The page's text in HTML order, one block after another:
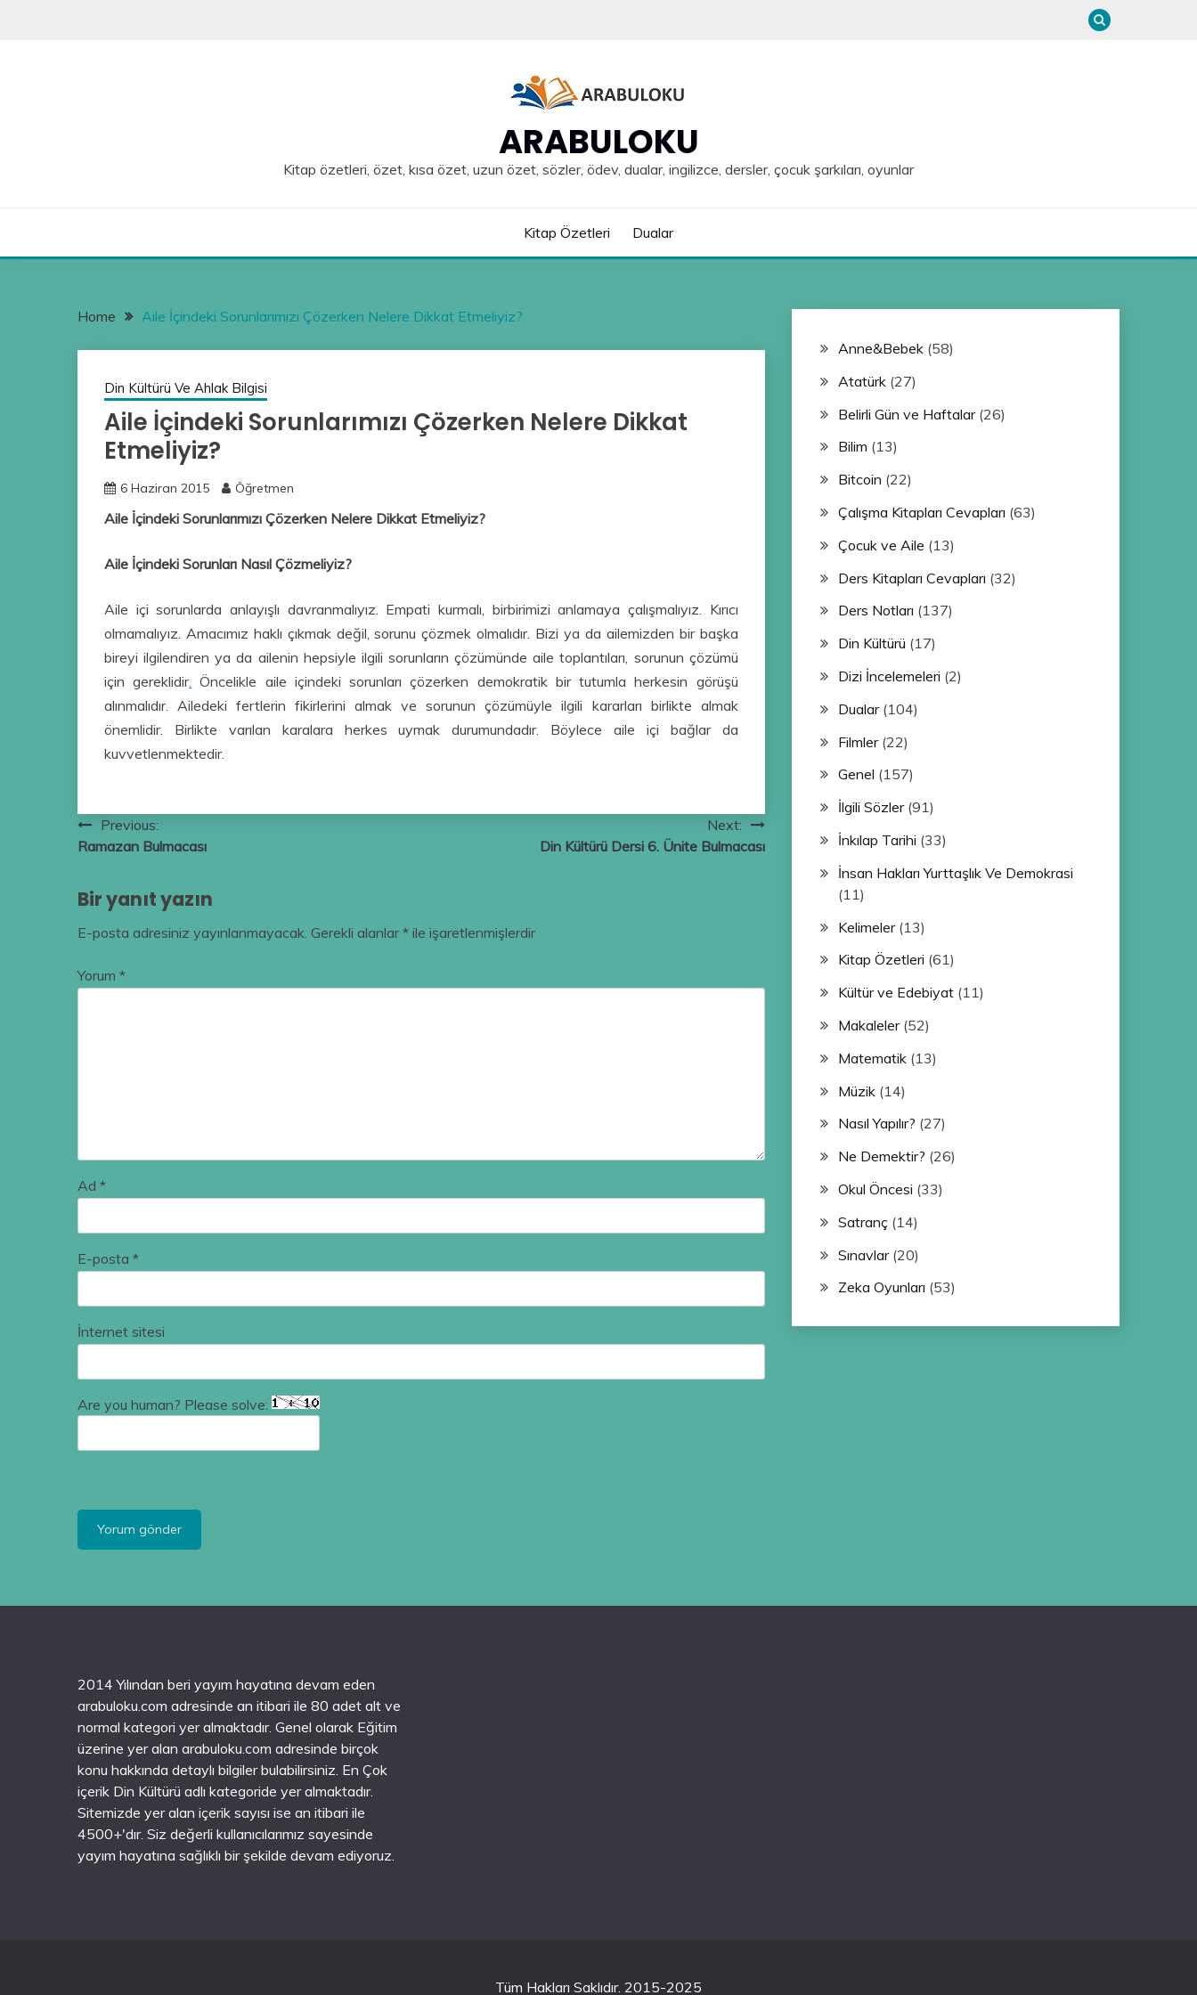
ARABULOKU
Kitap özetleri, özet, kısa özet, uzun özet, sözler, ödev, dualar, ingilizce, dersler, çocuk şarkıları, oyunlar
Kitap Özetleri Dualar
Home Aile İçindeki Sorunlarımızı Çözerken Nelere Dikkat Etmeliyiz?
Din Kültürü Ve Ahlak Bilgisi
Aile İçindeki Sorunlarımızı Çözerken Nelere Dikkat
Etmeliyiz?
6 Haziran 2015 Öğretmen
Aile İçindeki Sorunlarımızı Çözerken Nelere Dikkat Etmeliyiz?
Aile İçindeki Sorunları Nasıl Çözmeliyiz?
Aile içi sorunlarda anlayışlı davranmalıyız. Empati kurmalı, birbirimizi anlamaya çalışmalıyız. Kırıcı
olmamalıyız. Amacımız haklı çıkmak değil, sorunu çözmek olmalıdır. Bizi ya da ailemizden bir başka
bireyi ilgilendiren ya da ailenin hepsiyle ilgili sorunların çözümünde aile toplantıları, sorunun çözümü
için gereklidir. Öncelikle aile içindeki sorunları çözerken demokratik bir tutumla herkesin görüşü
alınmalıdır. Ailedeki fertlerin fikirlerini almak ve sorunun çözümüyle ilgili kararları birlikte almak
önemlidir. Birlikte varılan karalara herkes uymak durumundadır. Böylece aile içi bağlar da
kuvvetlenmektedir.
Yazı
gezinmesi
Previous:
Ramazan Bulmacası
Next:
Din Kültürü Dersi 6. Ünite Bulmacası
Bir yanıt yazın
E-posta adresiniz yayınlanmayacak. Gerekli alanlar* ile işaretlenmişlerdir
Yorum *
Ad *
E-posta *
İnternet sitesi
Are you human? Please solve:
Anne&Bebek(58)
Atatürk(27)
Belirli Gün ve Haftalar(26)
Bilim (13)
Bitcoin (22)
Çalışma Kitapları Cevapları (63)
Çocuk ve Aile (13)
Ders Kitapları Cevapları (32)
Ders Notları (137)
Din Kültürü (17)
Dizi İncelemeleri (2)
Dualar(104)
Filmler(22)
Genel (157)
İlgili Sözler(91)
İnkılap Tarihi (33)
İnsan Hakları Yurttaşlık Ve Demokrasi
(11)
Kelimeler(13)
Kitap Özetleri (61)
Kültür ve Edebiyat(11)
Makaleler(52)
Matematik(13)
Müzik(14)
Nasıl Yapılır? (27)
Ne Demektir? (26)
Okul Öncesi (33)
Satranç(14)
Sınavlar(20)
Zeka Oyunları (53)
2014 Yılından beri yayım hayatına devam eden
arabuloku.com adresinde an itibari ile 80 adet alt ve
normal kategori yer almaktadır. Genel olarak Eğitim
üzerine yer alan arabuloku.com adresinde birçok
konu hakkında detaylı bilgiler bulabilirsiniz. En Çok
içerik Din Kültürü adlı kategoride yer almaktadır.
Sitemizde yer alan içerik sayısı ise an itibari ile
4500+'dır. Siz değerli kullanıcılarımız sayesinde
yayım hayatına sağlıklı bir şekilde devam ediyoruz.
Tüm Hakları Saklıdır. 2015-2025